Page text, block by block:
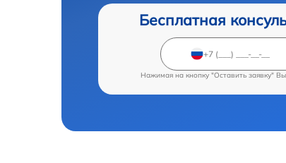
Бесплатная
Нажимая на кнопку "Оставить заявку"